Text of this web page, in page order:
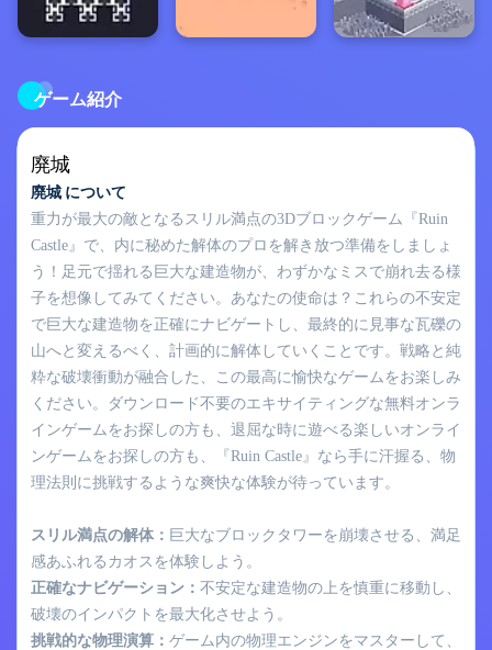
ゲーム紹介
廃城
廃城 について
重力が最大の敵となるスリル満点の3Dブロックゲーム『Ruin
Castle』で、内に秘めた解体のプロを解き放つ準備をしましょ
う！足元で揺れる巨大な建造物が、わずかなミスで崩れ去る様
子を想像してみてください。あなたの使命は？これらの不安定
で巨大な建造物を正確にナビゲートし、最終的に見事な瓦礫の
山へと変えるべく、計画的に解体していくことです。戦略と純
粋な破壊衝動が融合した、この最高に愉快なゲームをお楽しみ
ください。ダウンロード不要のエキサイティングな無料オンラ
インゲームをお探しの方も、退屈な時に遊べる楽しいオンライ
ンゲームをお探しの方も、『Ruin Castle』なら手に汗握る、物
理法則に挑戦するような爽快な体験が待っています。
スリル満点の解体： 巨大なブロックタワーを崩壊させる、満足
感あふれるカオスを体験しよう。
正確なナビゲーション： 不安定な建造物の上を慎重に移動し、
破壊のインパクトを最大化させよう。
挑戦的な物理演算： ゲーム内の物理エンジンをマスターして、